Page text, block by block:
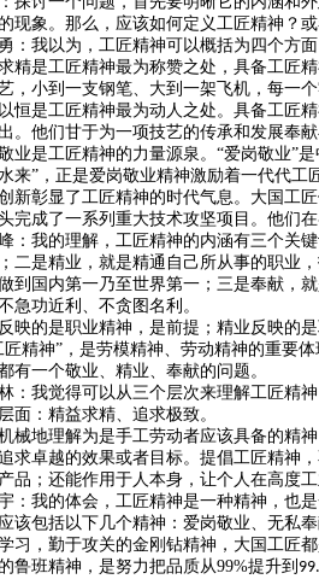
现象。那么，应该如何定义工匠精神？
：我以为，工匠精神可以概括为四个方
精是工匠精神最为称赞之处，具备工匠
，小到一支钢笔、大到一架飞机，每一
恒是工匠精神最为动人之处。具备工匠
。他们甘于为一项技艺的传承和发展奉
业是工匠精神的力量源泉。 “爱岗敬业”
来”，正是爱岗敬业精神激励着一代代工
新彰显了工匠精神的时代气息。大国工
完成了一系列重大技术攻坚项目。他们
：我的理解，工匠精神的内涵有三个关
二是精业，就是精通自己所从事的职业
到国内第一乃至世界第一；三是奉献，
急功近利、不贪图名利。
映的是职业精神，是前提；精业反映的
匠精神”，是劳模精神、劳动精神的重要
有一个敬业、精业、奉献的问题。
：我觉得可以从三个层次来理解工匠精
面：精益求精、追求极致。
械地理解为是手工劳动者应该具备的精
求卓越的效果或者目标。提倡工匠精神
品；还能作用于人本身，让个人在高度
：我的体会，工匠精神是一种精神，也
该包括以下几个精神：爱岗敬业、无私
习，勤于攻关的金刚钻精神，大国工匠
鲁班精神，是努力把品质从99%提升到